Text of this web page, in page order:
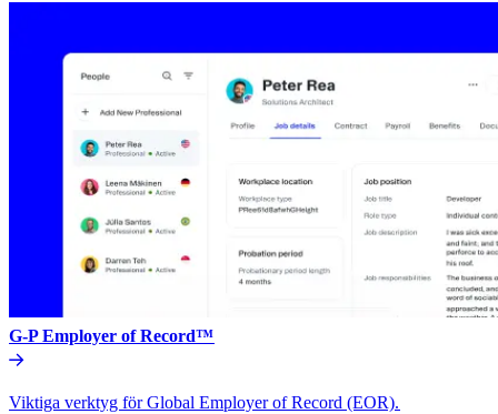
G-P Employer of Record™​​
Viktiga verktyg för Global Employer of Record (EOR).​​